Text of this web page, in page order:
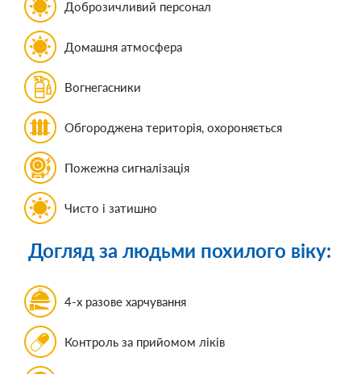
Доброзичливий персонал
Домашня атмосфера
Вогнегасники
Обгороджена територія, охороняється
Пожежна сигналізація
Чисто і затишно
Догляд за людьми похилого віку:
4-х разове харчування
Контроль за прийомом ліків